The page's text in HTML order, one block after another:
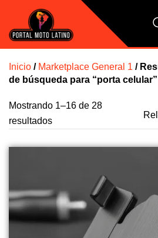
contenido
El Primer Shopping Multi
Inicio / Marketplace General 1 /
de búsqueda para “porta celular”
Mostrando 1–16 de 28
resultados